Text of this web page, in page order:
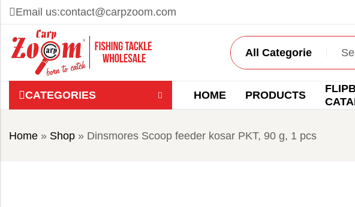
Email us:contact@carpzoom.com
CATEGORIES HOME PRODUCTS
Home » Shop » Dinsmores Scoop feeder kosar PKT, 90 g, 1 pcs